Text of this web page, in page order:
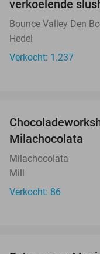
verkoelende
Bounce Valley Den
Hedel
Verkocht: 1.237
Milachocolata
Milachocolata
Mill
Verkocht: 86